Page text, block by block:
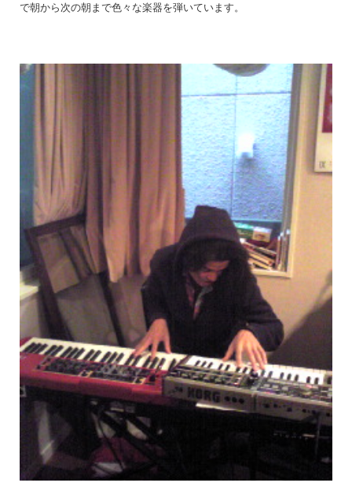
で朝から次の朝まで色々な楽器を弾いています。